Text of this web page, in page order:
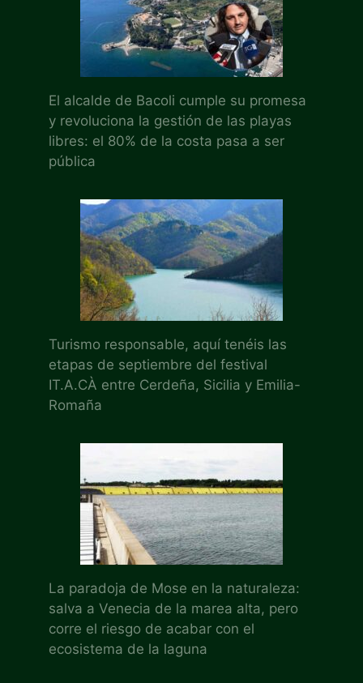
El alcalde de Bacoli cumple su promesa
y revoluciona la gestión de las playas
libres: el 80% de la costa pasa a ser
pública
Turismo responsable, aquí tenéis las
etapas de septiembre del festival
IT.A.CÀ entre Cerdeña, Sicilia y Emilia-
Romaña
La paradoja de Mose en la naturaleza:
salva a Venecia de la marea alta, pero
corre el riesgo de acabar con el
ecosistema de la laguna